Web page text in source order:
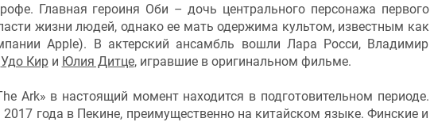
Главная героиня Оби – дочь центрального персонажа первого
жизни людей, однако ее мать одержима культом, известным как
Apple). В актерский ансамбль вошли Лара Росси, Владимир
Удо Кири Юлия Дитце, игравшие в оригинальном фильме.
Ark» в настоящий момент находится в подготовительном периоде.
года в Пекине, преимущественно на китайском языке. Финские и